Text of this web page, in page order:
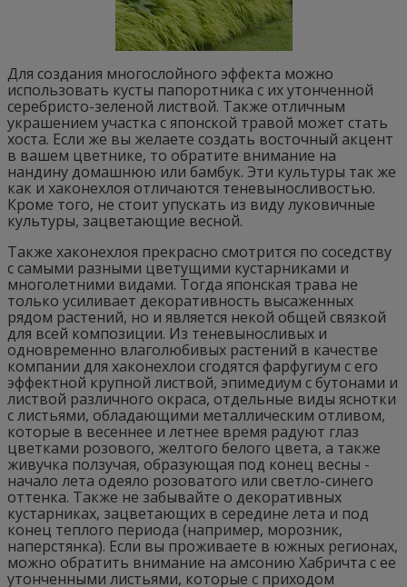
Для создания многослойного эффекта можно
использовать кусты папоротника с их утонченной
серебристо-зеленой листвой. Также отличным
украшением участка с японской травой может стать
хоста. Если же вы желаете создать восточный акцент
в вашем цветнике, то обратите внимание на
нандину домашнюю или бамбук. Эти культуры так же
как и хаконехлоя отличаются теневыносливостью.
Кроме того, не стоит упускать из виду луковичные
культуры, зацветающие весной.
Также хаконехлоя прекрасно смотрится по соседству
с самыми разными цветущими кустарниками и
многолетними видами. Тогда японская трава не
только усиливает декоративность высаженных
рядом растений, но и является некой общей связкой
для всей композиции. Из теневыносливых и
одновременно влаголюбивых растений в качестве
компании для хаконехлои сгодятся фарфугиум с его
эффектной крупной листвой, эпимедиум с бутонами и
листвой различного окраса, отдельные виды яснотки
с листьями, обладающими металлическим отливом,
которые в весеннее и летнее время радуют глаз
цветками розового, желтого белого цвета, а также
живучка ползучая, образующая под конец весны -
начало лета одеяло розоватого или светло-синего
оттенка. Также не забывайте о декоративных
кустарниках, зацветающих в середине лета и под
конец теплого периода (например, морозник,
наперстянка). Если вы проживаете в южных регионах,
можно обратить внимание на амсонию Хабричта с ее
утонченными листьями, которые с приходом